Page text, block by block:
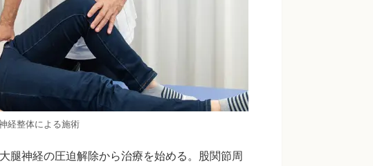
経整体による施術
腿神経の圧迫解除から治療を始める。股関節周